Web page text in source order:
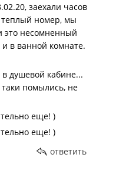
заехали часов
теплый номер, мы
это несомненный
в ванной комнате.
душевой кабине...
помылись, не
еще! )
еще! )
ответить